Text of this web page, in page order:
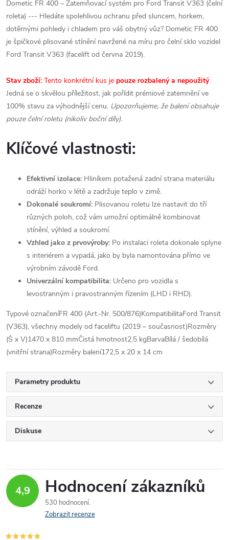
Dometic FR 400 – Zatemňovací systém pro Ford Transit V363 (čelní
roleta) --- Hledáte spolehlivou ochranu před sluncem, horkem,
dotěrnými pohledy i chladem pro váš obytný vůz? Dometic FR 400
je špičkové plisované stínění navržené na míru pro čelní sklo vozidel
Ford Transit V363 (facelift od června 2019).
Stav zboží: Tento konkrétní kus je pouze rozbalený a nepoužitý.
Jedná se o skvělou příležitost, jak pořídit prémiové zatemnění ve
100% stavu za výhodnější cenu. Upozorňujeme, že balení obsahuje
pouze čelní roletu (nikoliv boční díly).
Klíčové vlastnosti:
Efektivní izolace: Hliníkem potažená zadní strana materiálu
odráží horko v létě a zadržuje teplo v zimě.
Dokonalé soukromí: Plisovanou roletu lze nastavit do tří
různých poloh, což vám umožní optimálně kombinovat
stínění, výhled a soukromí.
Vzhled jako z prvovýroby: Po instalaci roleta dokonale splyne
s interiérem a vypadá, jako by byla namontována přímo ve
výrobním závodě Ford.
Univerzální kompatibilita: Určeno pro vozidla s
levostranným i pravostranným řízením (LHD i RHD).
Typové označeníFR 400 (Art.-Nr. 500/876)KompatibilitaFord Transit
(V363), všechny modely od faceliftu (2019 – současnost)Rozměry
(Š x V)1470 x 810 mmČistá hmotnost2,5 kgBarvaBílá / šedobílá
(vnitřní strana)Rozměry balení172,5 x 20 x 14 cm
Parametry produktu
Recenze
Diskuse
4,9 Hodnocení zákazníků
530 hodnocení
Zobrazit recenze